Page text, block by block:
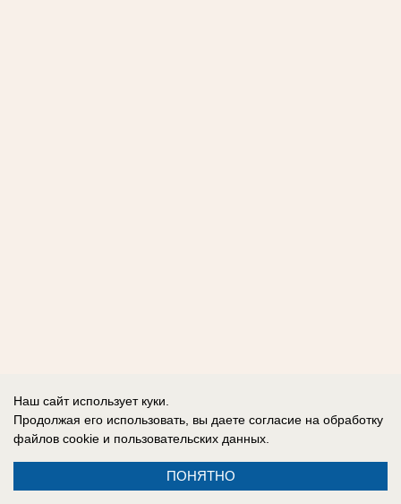
Наш сайт использует куки.
Продолжая его использовать, вы даете согласие на обработку
файлов cookie и пользовательских данных.
ПОНЯТНО